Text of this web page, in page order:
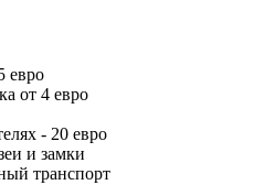
евро
от 4 евро
- 20 евро
и замки
транспорт